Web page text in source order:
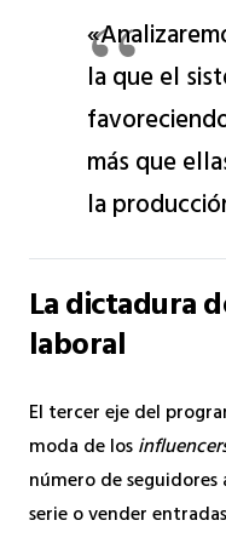
la que el
más que
la
La dictadura
laboral
El tercer eje del
moda de los
número de
serie o vender